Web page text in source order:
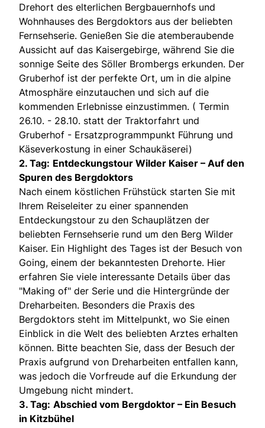
Drehort des elterlichen Bergbauernhofs und
Wohnhauses des Bergdoktors aus der beliebten
Fernsehserie. Genießen Sie die atemberaubende
Aussicht auf das Kaisergebirge, während Sie die
sonnige Seite des Söller Brombergs erkunden. Der
Gruberhof ist der perfekte Ort, um in die alpine
Atmosphäre einzutauchen und sich auf die
kommenden Erlebnisse einzustimmen. ( Termin
26.10. - 28.10. statt der Traktorfahrt und
Gruberhof - Ersatzprogrammpunkt Führung und
Käseverkostung in einer Schaukäserei)
2. Tag: Entdeckungstour Wilder Kaiser – Auf den
Spuren des Bergdoktors
Nach einem köstlichen Frühstück starten Sie mit
Ihrem Reiseleiter zu einer spannenden
Entdeckungstour zu den Schauplätzen der
beliebten Fernsehserie rund um den Berg Wilder
Kaiser. Ein Highlight des Tages ist der Besuch von
Going, einem der bekanntesten Drehorte. Hier
erfahren Sie viele interessante Details über das
"Making of" der Serie und die Hintergründe der
Dreharbeiten. Besonders die Praxis des
Bergdoktors steht im Mittelpunkt, wo Sie einen
Einblick in die Welt des beliebten Arztes erhalten
können. Bitte beachten Sie, dass der Besuch der
Praxis aufgrund von Dreharbeiten entfallen kann,
was jedoch die Vorfreude auf die Erkundung der
Umgebung nicht mindert.
3. Tag: Abschied vom Bergdoktor – Ein Besuch
in Kitzbühel